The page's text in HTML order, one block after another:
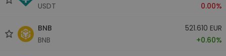
USDT
0.00%
BNB
BNB
521.610 EUR
+0.60%